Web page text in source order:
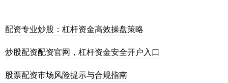
配资专业炒股：杠杆资金高效操盘策略
炒股配资配资官网，杠杆资金安全开户入口
股票配资市场风险提示与合规指南